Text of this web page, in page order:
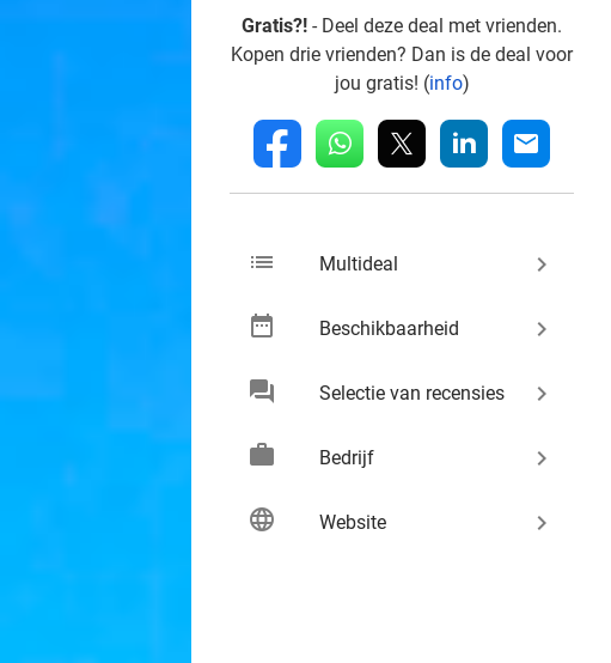
Gratis?! - Deel deze deal met vrienden.
Kopen drie vrienden? Dan is de deal voor
jou gratis! (info)
fb whatsapp linkedin mail
list Multideal keyboard_arrow_right
date_range Beschikbaarheid keyboard_arrow_right
chat Selectie van recensies keyboard_arrow_right
work Bedrijf keyboard_arrow_right
language Website keyboard_arrow_right